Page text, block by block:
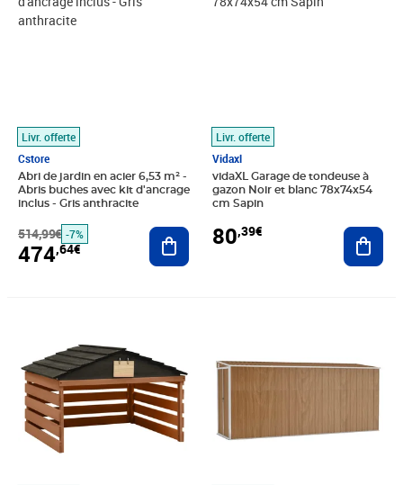
Livr. offerte
Cstore
Abri de jardin en acier 6,53 m² -
Abris buches avec kit d'ancrage
inclus - Gris anthracite
514,99€ -7%
474,64€
Ajouter au panier
Livr. offerte
Vidaxl
vidaXL Garage de tondeuse à
gazon Noir et blanc 78x74x54
cm Sapin
80,39€